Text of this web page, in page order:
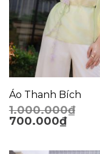
Áo Thanh Bích
1.000.000₫
700.000₫